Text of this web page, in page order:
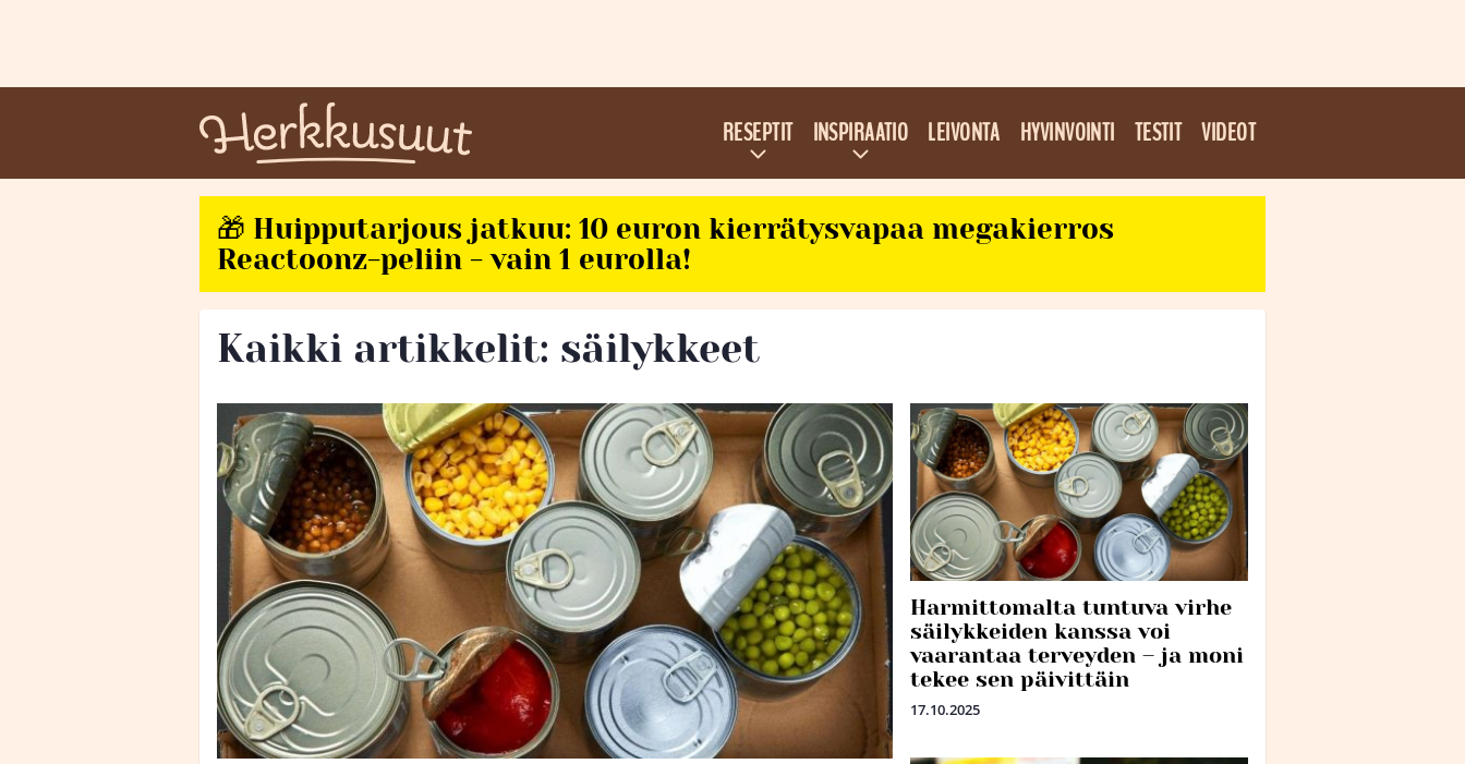
RESEPTIT INSPIRAATIO LEIVONTA HYVINVOINTI TESTIT VIDEOT
🎁 Huipputarjous jatkuu: 10 euron kierrätysvapaa megakierros
Reactoonz-peliin - vain 1 eurolla!
Kaikki artikkelit: säilykkeet
Harmittomalta tuntuva virhe
säilykkeiden kanssa voi
vaarantaa terveyden – ja moni
tekee sen päivittäin
17.10.2025